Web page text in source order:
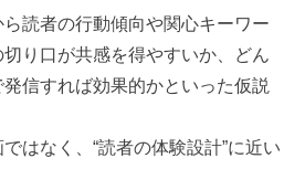
読者の行動傾向や関心キーワー
切り口が共感を得やすいか、どん
信すれば効果的かといった仮説
はなく、“読者の体験設計”に近い